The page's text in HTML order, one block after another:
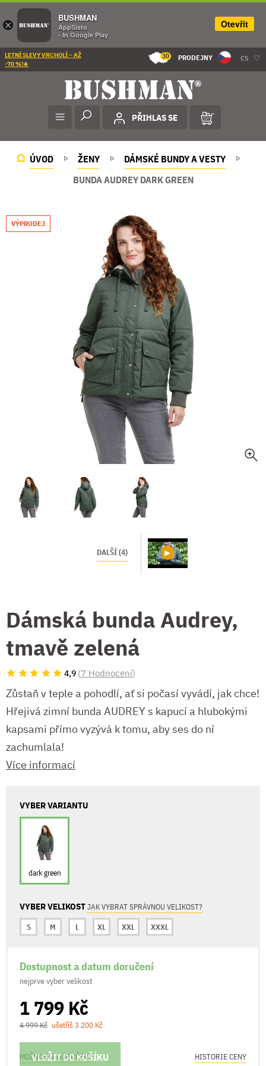
LETNÍ SLEVY VRCHOLÍ – AŽ
-70 %!☀️
30 PRODEJNY CS
PŘIHLAS SE
ÚVOD ŽENY
DÁMSKÉ BUNDY A VESTY
BUNDA AUDREY DARK GREEN
VÝPRODEJ
DALŠÍ (4)
Dámská bunda Audrey,
tmavě zelená
4,9 (7 Hodnocení)
Zůstaň v teple a pohodlí, ať si počasí vyvádí, jak chce!
Hřejivá zimní bunda AUDREY s kapucí a hlubokými
kapsami přímo vyzývá k tomu, aby ses do ní
zachumlala!
Více informací
VYBER VARIANTU
dark green
VYBER VELIKOSTJAK VYBRAT SPRÁVNOU VELIKOST?
S
M L XL XXL XXXL
Dostupnost a datum doručení
nejprve vyber velikost
1 799 Kč
4 999 Kč ušetříš 3 200 Kč
VLOŽIT DO KOŠÍKU
MOŽNOSTI DORUČENÍ HISTORIE CENY
×
BUSHMAN
AppSisto
- In Google Play
Otevřít